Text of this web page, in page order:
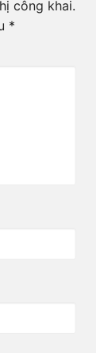
công khai.
*